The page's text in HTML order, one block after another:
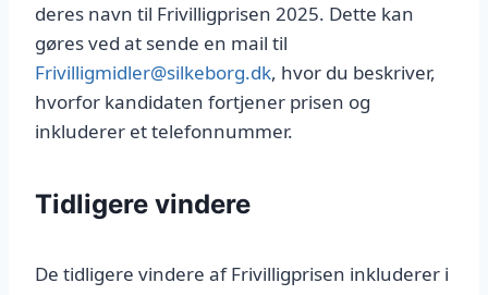
deres navn til Frivilligprisen 2025. Dette kan
gøres ved at sende en mail til
Frivilligmidler@silkeborg.dk, hvor du beskriver,
hvorfor kandidaten fortjener prisen og
inkluderer et telefonnummer.
Tidligere vindere
De tidligere vindere af Frivilligprisen inkluderer i